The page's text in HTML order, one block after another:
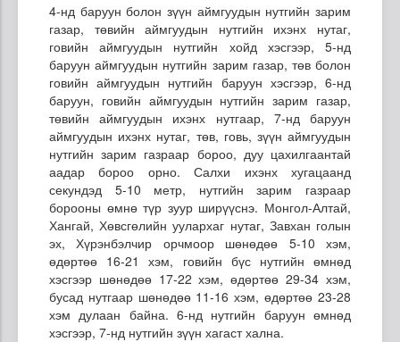
4-нд баруун болон зүүн аймгуудын нутгийн зарим
газар, төвийн аймгуудын нутгийн ихэнх нутаг,
говийн аймгуудын нутгийн хойд хэсгээр, 5-нд
баруун аймгуудын нутгийн зарим газар, төв болон
говийн аймгуудын нутгийн баруун хэсгээр, 6-нд
баруун, говийн аймгуудын нутгийн зарим газар,
төвийн аймгуудын ихэнх нутгаар, 7-нд баруун
аймгуудын ихэнх нутаг, төв, говь, зүүн аймгуудын
нутгийн зарим газраар бороо, дуу цахилгаантай
аадар бороо орно. Салхи ихэнх хугацаанд
секундэд 5-10 метр, нутгийн зарим газраар
борооны өмнө түр зуур ширүүснэ. Монгол-Алтай,
Хангай, Хөвсгөлийн уулархаг нутаг, Завхан голын
эх, Хүрэнбэлчир орчмоор шөнөдөө 5-10 хэм,
өдөртөө 16-21 хэм, говийн бүс нутгийн өмнөд
хэсгээр шөнөдөө 17-22 хэм, өдөртөө 29-34 хэм,
бусад нутгаар шөнөдөө 11-16 хэм, өдөртөө 23-28
хэм дулаан байна. 6-нд нутгийн баруун өмнөд
хэсгээр, 7-нд нутгийн зүүн хагаст хална.